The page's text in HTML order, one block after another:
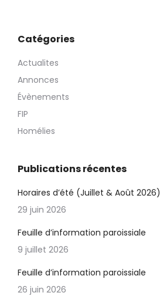
Catégories
Actualites
Annonces
Évènements
FIP
Homélies
Publications récentes
Horaires d’été (Juillet & Août 2026)
29 juin 2026
Feuille d’information paroissiale
9 juillet 2026
Feuille d’information paroissiale
26 juin 2026